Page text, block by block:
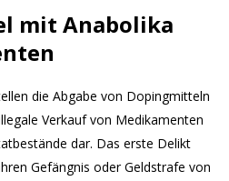
mit Anabolika
die Abgabe von Dopingmitteln
Verkauf von Medikamenten
dar. Das erste Delikt
Gefängnis oder Geldstrafe von